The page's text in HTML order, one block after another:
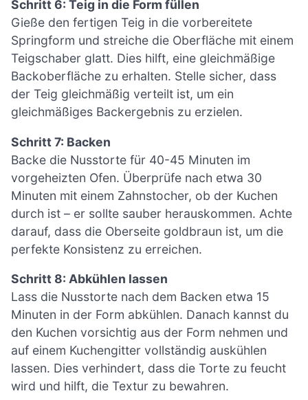
Schritt 6: Teig in die Form füllen
Gieße den fertigen Teig in die vorbereitete
Springform und streiche die Oberfläche mit einem
Teigschaber glatt. Dies hilft, eine gleichmäßige
Backoberfläche zu erhalten. Stelle sicher, dass
der Teig gleichmäßig verteilt ist, um ein
gleichmäßiges Backergebnis zu erzielen.
Schritt 7: Backen
Backe die Nusstorte für 40-45 Minuten im
vorgeheizten Ofen. Überprüfe nach etwa 30
Minuten mit einem Zahnstocher, ob der Kuchen
durch ist – er sollte sauber herauskommen. Achte
darauf, dass die Oberseite goldbraun ist, um die
perfekte Konsistenz zu erreichen.
Schritt 8: Abkühlen lassen
Lass die Nusstorte nach dem Backen etwa 15
Minuten in der Form abkühlen. Danach kannst du
den Kuchen vorsichtig aus der Form nehmen und
auf einem Kuchengitter vollständig auskühlen
lassen. Dies verhindert, dass die Torte zu feucht
wird und hilft, die Textur zu bewahren.